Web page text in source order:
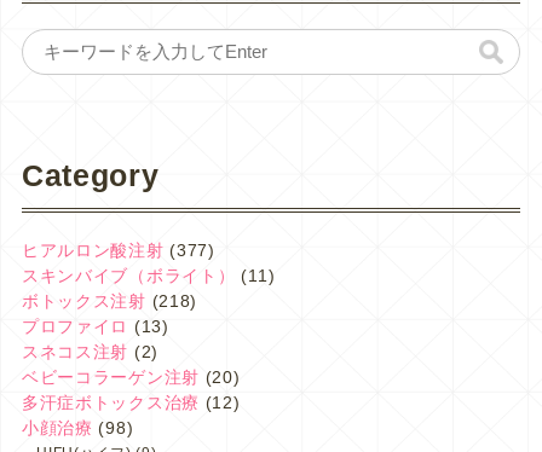
Category
ヒアルロン酸注射 (377)
スキンバイブ（ボライト）
(11)
ボトックス注射 (218)
プロファイロ (13)
スネコス注射 (2)
ベビーコラーゲン注射 (20)
多汗症ボトックス治療 (12)
小顔治療 (98)